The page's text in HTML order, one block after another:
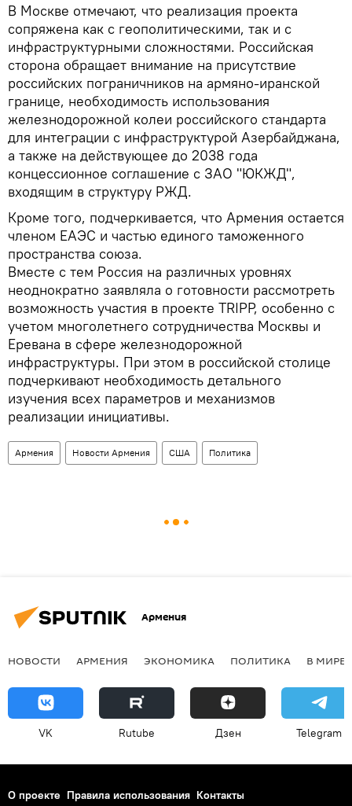
В Москве отмечают, что реализация проекта
сопряжена как с геополитическими, так и с
инфраструктурными сложностями. Российская
сторона обращает внимание на присутствие
российских пограничников на армяно-иранской
границе, необходимость использования
железнодорожной колеи российского стандарта
для интеграции с инфраструктурой Азербайджана,
а также на действующее до 2038 года
концессионное соглашение с ЗАО "ЮКЖД",
входящим в структуру РЖД.
Кроме того, подчеркивается, что Армения остается
членом ЕАЭС и частью единого таможенного
пространства союза.
Вместе с тем Россия на различных уровнях
неоднократно заявляла о готовности рассмотреть
возможность участия в проекте TRIPP, особенно с
учетом многолетнего сотрудничества Москвы и
Еревана в сфере железнодорожной
инфраструктуры. При этом в российской столице
подчеркивают необходимость детального
изучения всех параметров и механизмов
реализации инициативы.
Армения Новости Армения США Политика
Армения
НОВОСТИ АРМЕНИЯ ЭКОНОМИКА ПОЛИТИКА В МИРЕ
VK Rutube Дзен Telegram
О проекте Правила использования Контакты